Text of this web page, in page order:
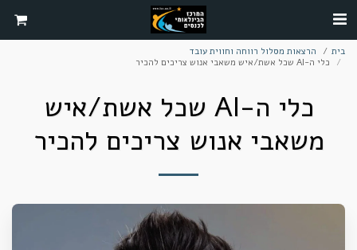
בית
הרצאות מסלול רווחה וחווית עובד
כלי ה-AI שכל אשת/איש משאבי אנוש צריכים להכיר
כלי ה-AI שכל אשת/איש
משאבי אנוש צריכים להכיר